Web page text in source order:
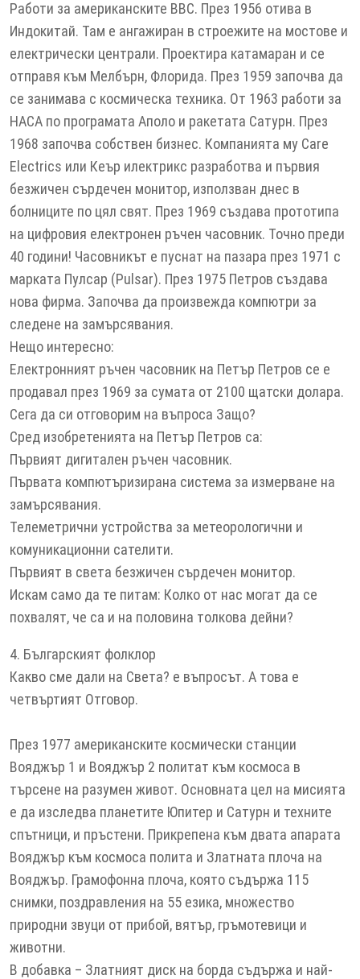
Работи за американските BBC. През 1956 отива в
Индокитай. Там е ангажиран в строежите на мостове и
електрически централи. Проектира катамаран и се
отправя към Мелбърн, Флорида. През 1959 започва да
се занимава с космическа техника. От 1963 работи за
НАСА по програмата Аполо и ракетата Сатурн. През
1968 започва собствен бизнес. Компанията му Care
Electrics или Кеър илектрикс разработва и първия
безжичен сърдечен монитор, използван днес в
болниците по цял свят. През 1969 създава прототипа
на цифровия електронен ръчен часовник. Точно преди
40 години! Часовникът е пуснат на пазара през 1971 с
марката Пулсар (Pulsar). През 1975 Петров създава
нова фирма. Започва да произвежда компютри за
следене на замърсявания.
Нещо интересно:
Електронният ръчен часовник на Петър Петров се е
продавал през 1969 за сумата от 2100 щатски долара.
Сега да си отговорим на въпроса Защо?
Сред изобретенията на Петър Петров са:
Първият дигитален ръчен часовник.
Първата компютъризирана система за измерване на
замърсявания.
Телеметрични устройства за метеорологични и
комуникационни сателити.
Първият в света безжичен сърдечен монитор.
Искам само да те питам: Колко от нас могат да се
похвалят, че са и на половина толкова дейни?
4. Българският фолклор
Какво сме дали на Света? е въпросът. А това е
четвъртият Отговор.
През 1977 американските космически станции
Вояджър 1 и Вояджър 2 политат към космоса в
търсене на разумен живот. Основната цел на мисията
е да изследва планетите Юпитер и Сатурн и техните
спътници, и пръстени. Прикрепена към двата апарата
Вояджър към космоса полита и Златната плоча на
Вояджър. Грамофонна плоча, която съдържа 115
снимки, поздравления на 55 езика, множество
природни звуци от прибой, вятър, гръмотевици и
животни.
В добавка – Златният диск на борда съдържа и най-